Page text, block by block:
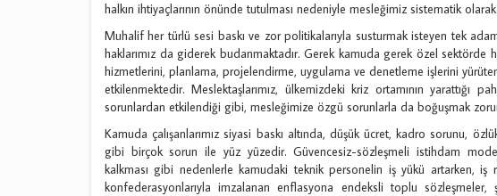
halkın ihtiyaçlarının önünde tutulması nedeniyle mesleğimiz sistematik
Muhalif her türlü sesi baskı ve zor politikalarıyla susturmak isteyen tek
haklarımız da giderek budanmaktadır. Gerek kamuda gerek özel sektörde
hizmetlerini, planlama, projelendirme, uygulama ve denetleme işlerini
etkilenmektedir. Meslektaşlarımız, ülkemizdeki kriz ortamının yarattığı
sorunlardan etkilendiği gibi, mesleğimize özgü sorunlarla da boğuşmak
Kamuda çalışanlarımız siyasi baskı altında, düşük ücret, kadro sorunu,
gibi birçok sorun ile yüz yüzedir. Güvencesiz-sözleşmeli istihdam
kalkması gibi nedenlerle kamudaki teknik personelin iş yükü artarken,
konfederasyonlarıyla imzalanan enflasyona endeksli toplu sözleşmeler,